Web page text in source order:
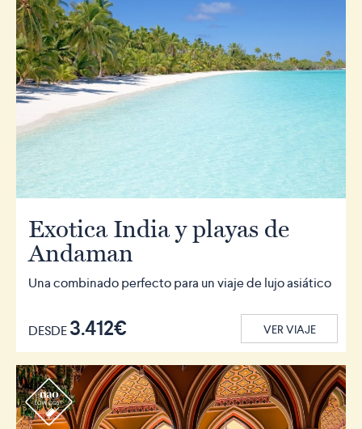
Exotica India y playas de
Andaman
Una combinado perfecto para un viaje de lujo asiático
DESDE3.412€ VER VIAJE
r